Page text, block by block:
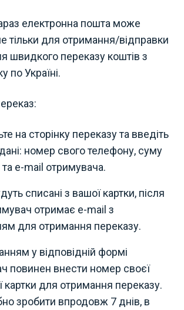
електронна пошта може
тільки для отримання/відправки
швидкого переказу коштів з
по Україні.
на сторінку переказу та введіть
номер свого телефону, суму
та e-mail отримувача.
списані з вашої картки, після
отримає e-mail з
для отримання переказу.
у відповідній формі
повинен внести номер своєї
картки для отримання переказу.
зробити впродовж 7 днів, в